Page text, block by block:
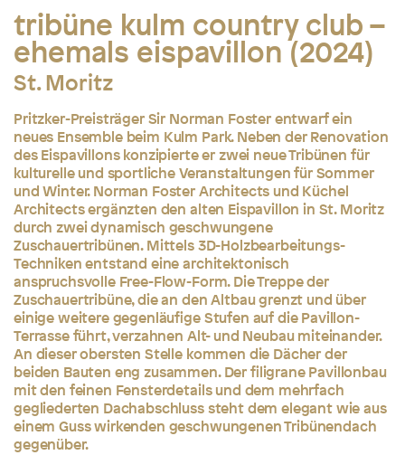
tribüne kulm country club –
ehemals eispavillon (2024)
St. Moritz
Pritzker-Preisträger Sir Norman Foster entwarf ein
neues Ensemble beim Kulm Park. Neben der Renovation
des Eispavillons konzipierte er zwei neue Tribünen für
kulturelle und sportliche Veranstaltungen für Sommer
und Winter. Norman Foster Architects und Küchel
Architects ergänzten den alten Eispavillon in St. Moritz
durch zwei dynamisch geschwungene
Zuschauertribünen. Mittels 3D-Holzbearbeitungs-
Techniken entstand eine architektonisch
anspruchsvolle Free-Flow-Form. Die Treppe der
Zuschauertribüne, die an den Altbau grenzt und über
einige weitere gegenläufige Stufen auf die Pavillon-
Terrasse führt, verzahnen Alt- und Neubau miteinander.
An dieser obersten Stelle kommen die Dächer der
beiden Bauten eng zusammen. Der filigrane Pavillonbau
mit den feinen Fensterdetails und dem mehrfach
gegliederten Dachabschluss steht dem elegant wie aus
einem Guss wirkenden geschwungenen Tribünendach
gegenüber.